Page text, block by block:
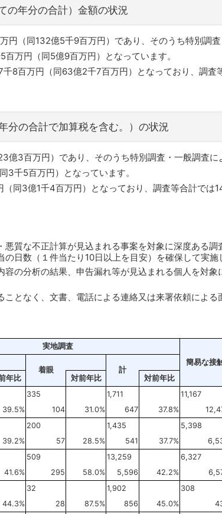
年分の合計）金額の状況
円（同132億5千9百万円）であり、そのうち特別調
万円（同5億9百万円）となっています。
8百万円（同63億2千7百万円）となっており、調査
の合計で加算税を含む。）の状況
億3百万円）であり、そのうち特別調査・一般調査
3千5百万円）となっています。
同3億1千4百万円）となっており、調査等合計では
質な不正計算が見込まれる事案を対象に深度ある調
日数（１件当たり10日以上を目安）を確保して実施
の分析の結果、申告漏れ等が見込まれる個人を対象
となく、文書、電話による連絡又は来署依頼による
実地調査
簡易な接
着眼
計
年比 対前年比 対前年比
335 1,711 11,167
39.5% 104 31.0% 647 37.8%
200 1,435 5,398
39.2% 57 28.5% 541 37.7%
509 13,259 6,327
41.6% 295 58.0% 5,596 42.2%
32 1,902 308
44.3% 28 87.5% 856 45.0%